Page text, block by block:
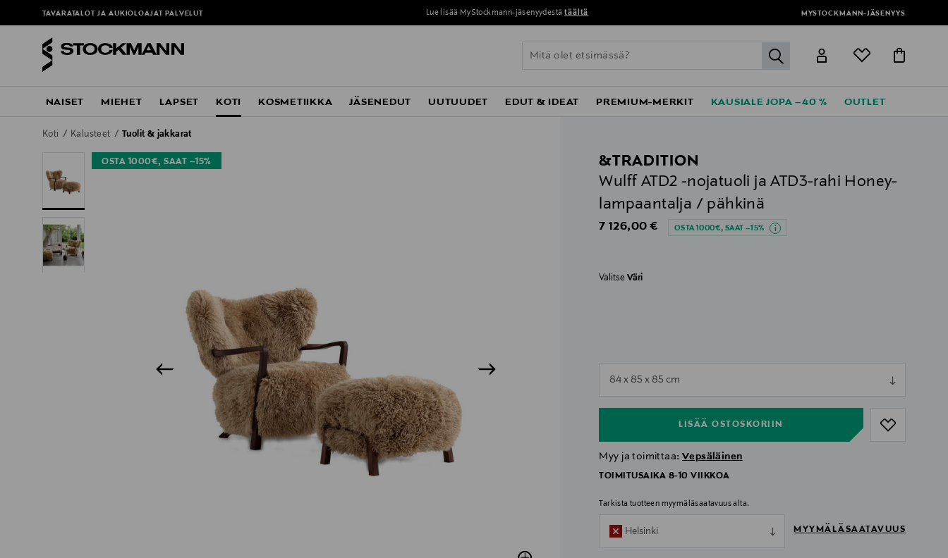
TAVARATALOT JA AUKIOLOAJAT PALVELUT Lue lisää MyStockmann-jäsenyydestä täältä MYSTOCKMANN-JÄSENYYS
label.header.go
NAISET MIEHET LAPSET KOTI KOSMETIIKKA JÄSENEDUT UUTUUDET EDUT & IDEAT PREMIUM-MERKIT KAUSIALE JOPA –40 % OUTLET
Koti Kalusteet Tuolit & jakkarat
OSTA 1000€, SAAT –15%
&TRADITION
Wulff ATD2 -nojatuoli ja ATD3-rahi Honey-
lampaantalja / pähkinä
Original Price
7 126,00 € OSTA 1000€, SAAT –15%
ValitseVäri
84 x 85 x 85 cm
LISÄÄ OSTOSKORIIN
null
Myy ja toimittaa: Vepsäläinen
TOIMITUSAIKA 8-10 VIIKKOA
Tarkista tuotteen myymäläsaatavuus alta.
Helsinki MYYMÄLÄSAATAVUUS